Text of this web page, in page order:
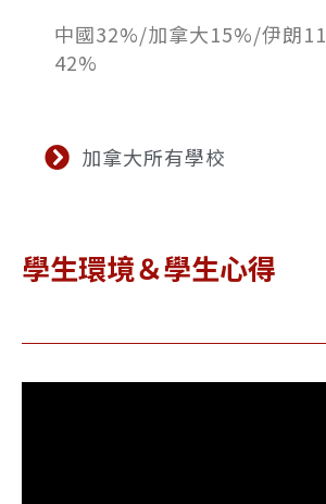
中國32%/加拿大15%/伊朗
42%
加拿大所有學校
學生環境＆學生心得